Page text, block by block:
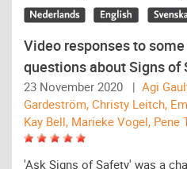
Video responses to
questions about Signs of
23 November 2020 | Agi
Gardeström, Christy Leitch,
Kay Bell, Marieke Vogel, Pene
'Ask Signs of Safety' was a